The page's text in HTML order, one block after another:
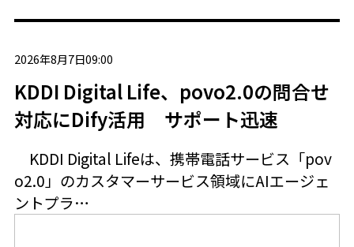
2026年8月7日09:00
KDDI Digital Life、povo2.0の問合せ
対応にDify活用 サポート迅速
KDDI Digital Lifeは、携帯電話サービス「pov
o2.0」のカスタマーサービス領域にAIエージェ
ントプラ…